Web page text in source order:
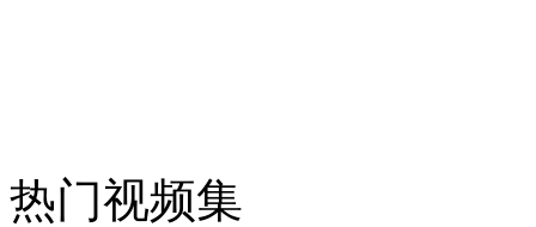
热门视频集